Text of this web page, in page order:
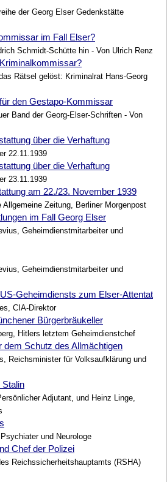
der Georg Elser Gedenkstätte
im Fall Elser?
Schmidt-Schütte hin - Von Ulrich Renz
Rätsel gelöst: Kriminalrat Hans-Georg
den Gestapo-Kommissar
Band der Georg-Elser-Schriften - Von
über die Verhaftung
22.11.1939
über die Verhaftung
23.11.1939
am 22./23. November 1939
Zeitung, Berliner Morgenpost
im Fall Georg Elser
Geheimdienstmitarbeiter und
Geheimdienstmitarbeiter und
Geheimdiensts zum Elser-Attentat
CIA-Direktor
Bürgerbräukeller
Hitlers letztem Geheimdienstchef
dem Schutz des Allmächtigen
Reichsminister für Volksaufklärung und
Adjutant, und Heinz Linge,
und Neurologe
Chef der Polizei
Reichssicherheitshauptamts (RSHA)